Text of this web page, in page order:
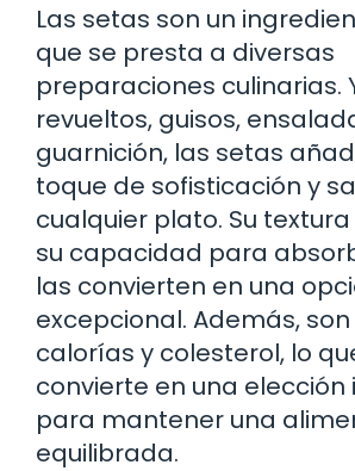
Las setas son un
que se presta a diversas
preparaciones culinarias.
revueltos, guisos,
guarnición, las setas
toque de sofisticación y
cualquier plato. Su
su capacidad para
las convierten en una
excepcional. Además,
calorías y colesterol, lo
convierte en una
para mantener una
equilibrada.